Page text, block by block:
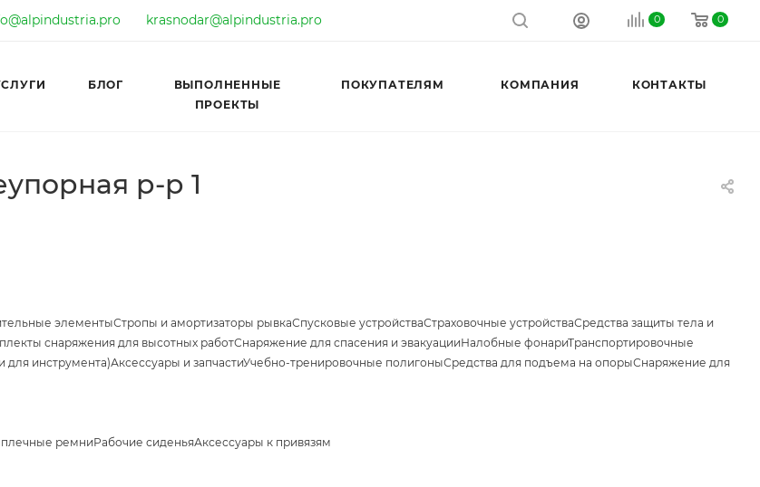
krasnodar@alpindustria.pro 0 0
БЛОГ
ВЫПОЛНЕННЫЕ
ПРОЕКТЫ
ПОКУПАТЕЛЯМ КОМПАНИЯ КОНТАКТЫ
р-р 1
элементыСтропы и амортизаторы рывкаСпусковые устройстваСтраховочные устройстваСредства защиты тела и
снаряжения для высотных работСнаряжение для спасения и эвакуацииНалобные фонариТранспортировочные
для инструмента)Аксессуары и запчастиУчебно-тренировочные полигоныСредства для подъема на опорыСнаряжение для
ремниРабочие сиденьяАксессуары к привязям